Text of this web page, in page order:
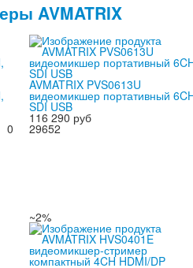
AVMATRIX
0
AVMATRIX PVS0613U
видеомикшер портативный
SDI USB
116 290 руб
29652
~2%